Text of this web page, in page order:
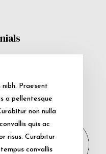
Praesent
a pellentesque
non nulla
quis ac
risus. Curabitur
convallis